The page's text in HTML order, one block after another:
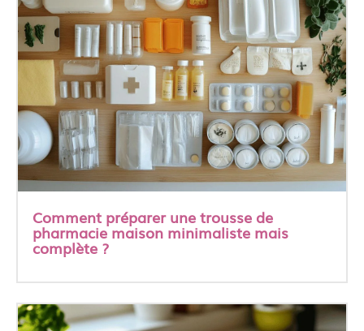
Comment préparer une trousse de
pharmacie maison minimaliste mais
complète ?